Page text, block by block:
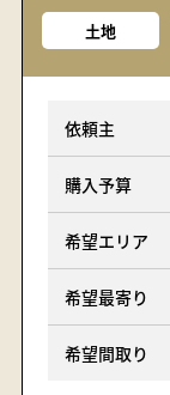
土地
依頼主
購入予算
希望エリア
希望最寄り
希望間取り